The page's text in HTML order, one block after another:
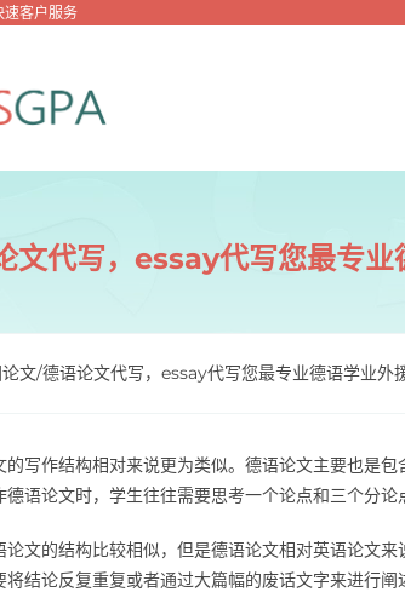
速客户服务
文代写，essay代写您最专业
文/德语论文代写，essay代写您最专业德语学业外
写作结构相对来说更为类似。德语论文主要也是
语论文时，学生往往需要思考一个论点和三个分论
文的结构比较相似，但是德语论文相对英语论文
结论反复重复或者通过大篇幅的废话文字来进行阐